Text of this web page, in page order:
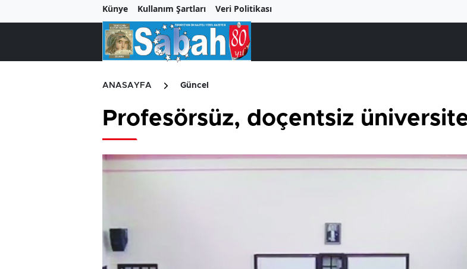
Künye Kullanım Şartları Veri Politikası
ANASAYFA Güncel
Profesörsüz, doçentsiz